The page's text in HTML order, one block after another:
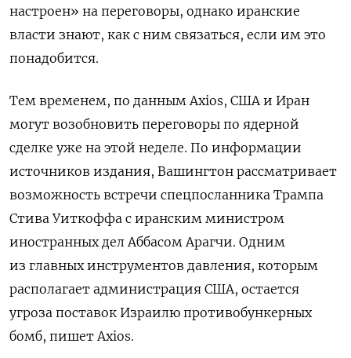
настроен» на переговоры, однако иранские
власти знают, как с ним связаться, если им это
понадобится.
Тем временем, по данным Axios, США и Иран
могут возобновить переговоры по ядерной
сделке уже на этой неделе. По информации
источников издания, Вашингтон рассматривает
возможность встречи спецпосланника Трампа
Стива Уиткоффа с иранским министром
иностранных дел Аббасом Арагчи. Одним
из главных инструментов давления, которым
располагает администрация США, остается
угроза поставок Израилю противобункерных
бомб, пишет Axios.